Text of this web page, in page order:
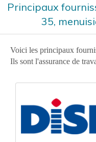
Principaux
35,
Voici les principaux
Ils sont l'assurance de